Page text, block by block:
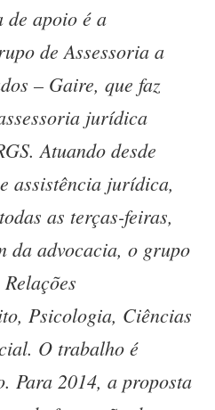
de apoio é a
de Assessoria a
– Gaire, que faz
jurídica
Atuando desde
assistência jurídica,
as terças-feiras,
da advocacia, o grupo
Psicologia, Ciências
O trabalho é
Para 2014, a proposta